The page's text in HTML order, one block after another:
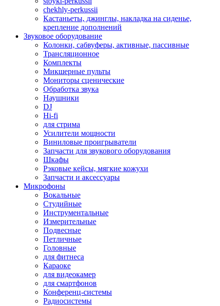
chekhly-perkussii
Кастаньеты, джинглы, накладка на сиденье,
крепление дополнений
Звуковое оборудование
Колонки, сабвуферы, активные, пассивные
Трансляционное
Комплекты
Микшерные пульты
Мониторы сценические
Обработка звука
Наушники
DJ
Hi-fi
для стрима
Усилители мощности
Виниловые проигрыватели
Запчасти для звукового оборудования
Шкафы
Рэковые кейсы, мягкие кожухи
Запчасти и аксессуары
Микрофоны
Вокальные
Студийные
Инструментальные
Измерительные
Подвесные
Петличные
Головные
для фитнеса
Караоке
для видеокамер
для смартфонов
Конференц-системы
Радиосистемы